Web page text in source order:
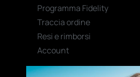
Programma Fidelity
Traccia ordine
Resi e rimborsi
Account